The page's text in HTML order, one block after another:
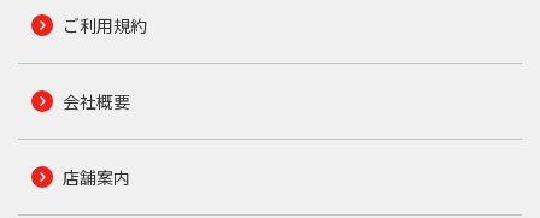
ご利用規約
会社概要
店舗案内